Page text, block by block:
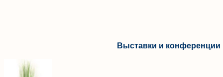
Выставки и конференции